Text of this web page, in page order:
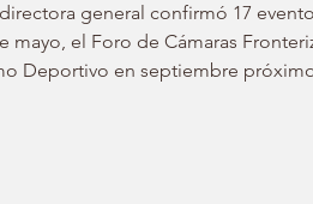
general confirmó 17
mayo, el Foro de Cámaras
Deportivo en septiembre